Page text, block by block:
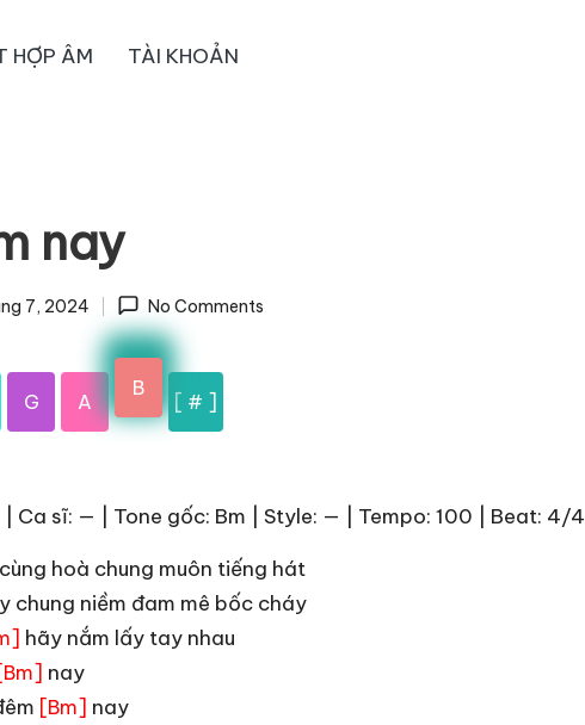
HỢP ÂM TÀI KHOẢN
nay
7, 2024 No Comments
G A
B
[ # ]
| Ca sĩ: — | Tone gốc: Bm | Style: — | Tempo: 100 | Beat: 4/4
hoà chung muôn tiếng hát
chung niềm đam mê bốc cháy
hãy nắm lấy tay nhau
nay
[Bm] nay